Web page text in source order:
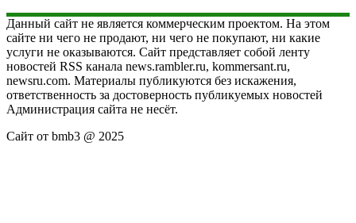
Данный сайт не является коммерческим проектом. На этом
сайте ни чего не продают, ни чего не покупают, ни какие
услуги не оказываются. Сайт представляет собой ленту
новостей RSS канала news.rambler.ru, kommersant.ru,
newsru.com. Материалы публикуются без искажения,
ответственность за достоверность публикуемых новостей
Администрация сайта не несёт.
Сайт от bmb3 @ 2025